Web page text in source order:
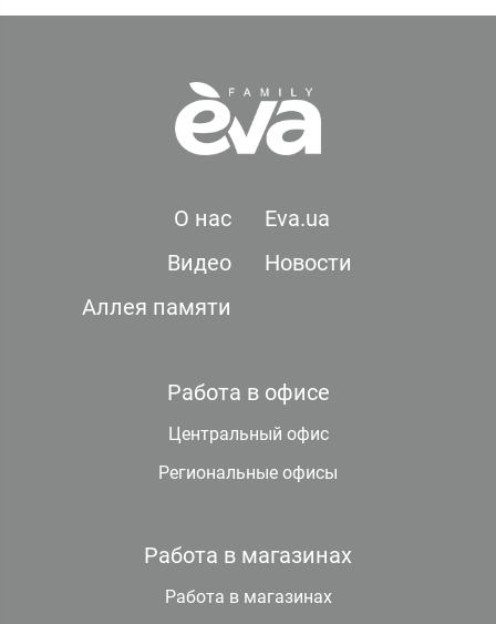
О нас
Eva.ua
Видео
Новости
Аллея памяти
Работа в офисе
Центральный офис
Региональные офисы
Работа в магазинах
Работа в магазинах